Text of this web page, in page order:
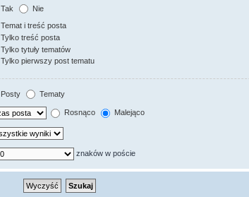
Tak Nie
Temat i treść posta
Tylko treść posta
Tylko tytuły tematów
Tylko pierwszy post tematu
Posty Tematy
Rosnąco Malejąco
znaków w poście